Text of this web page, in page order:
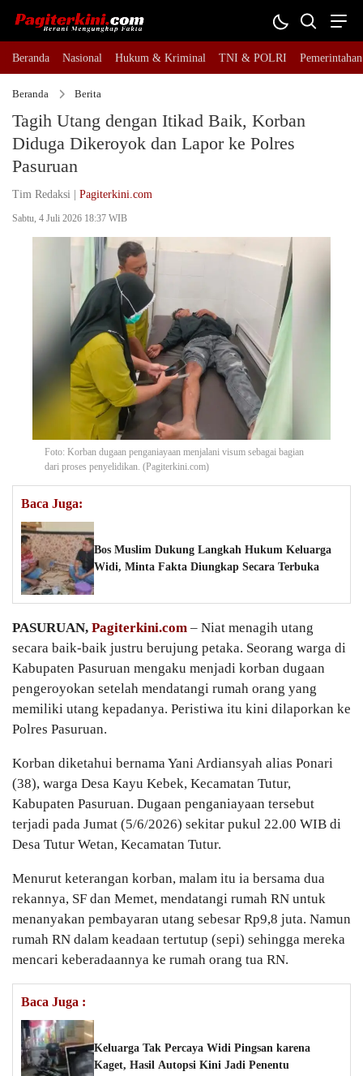
Beranda Nasional Hukum & Kriminal TNI & POLRI Pemerintahan
Beranda Berita
Tagih Utang dengan Itikad Baik, Korban
Diduga Dikeroyok dan Lapor ke Polres
Pasuruan
Tim Redaksi | Pagiterkini.com
Sabtu, 4 Juli 2026 18:37 WIB
Foto: Korban dugaan penganiayaan menjalani visum sebagai bagian
dari proses penyelidikan. (Pagiterkini.com)
Baca Juga:
Bos Muslim Dukung Langkah Hukum Keluarga
Widi, Minta Fakta Diungkap Secara Terbuka
PASURUAN, Pagiterkini.com – Niat menagih utang
secara baik-baik justru berujung petaka. Seorang warga di
Kabupaten Pasuruan mengaku menjadi korban dugaan
pengeroyokan setelah mendatangi rumah orang yang
memiliki utang kepadanya. Peristiwa itu kini dilaporkan ke
Polres Pasuruan.
Korban diketahui bernama Yani Ardiansyah alias Ponari
(38), warga Desa Kayu Kebek, Kecamatan Tutur,
Kabupaten Pasuruan. Dugaan penganiayaan tersebut
terjadi pada Jumat (5/6/2026) sekitar pukul 22.00 WIB di
Desa Tutur Wetan, Kecamatan Tutur.
Menurut keterangan korban, malam itu ia bersama dua
rekannya, SF dan Memet, mendatangi rumah RN untuk
menanyakan pembayaran utang sebesar Rp9,8 juta. Namun
rumah RN dalam keadaan tertutup (sepi) sehingga mereka
mencari keberadaannya ke rumah orang tua RN.
Baca Juga :
Keluarga Tak Percaya Widi Pingsan karena
Kaget, Hasil Autopsi Kini Jadi Penentu